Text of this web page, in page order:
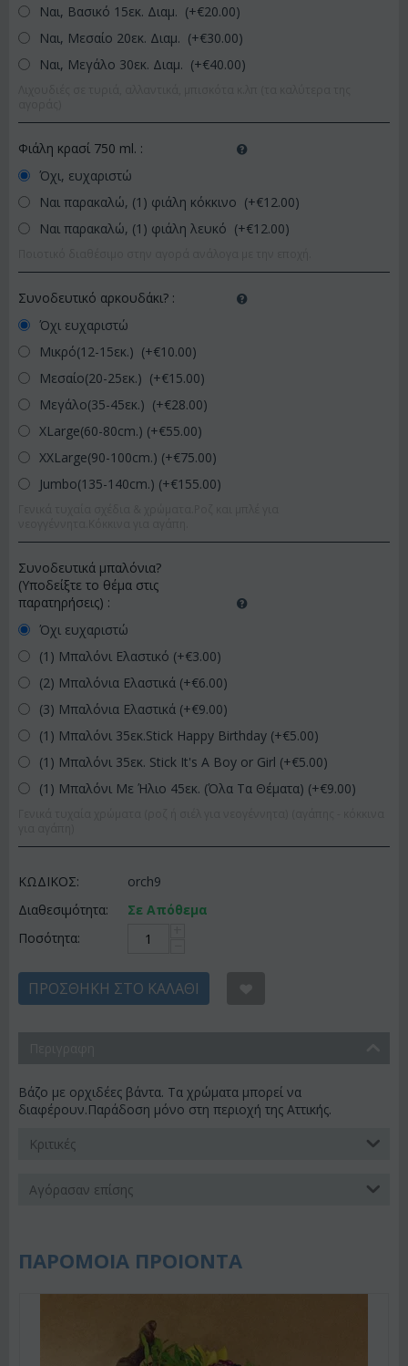
Ναι, Βασικό 15εκ. Διαμ. (+€20.00)
Ναι, Μεσαίο 20εκ. Διαμ. (+€30.00)
Ναι, Μεγάλο 30εκ. Διαμ. (+€40.00)
Φιάλη κρασί 750 ml. :
Όχι, ευχαριστώ
Ναι παρακαλώ, (1) φιάλη κόκκινο (+€12.00)
Ναι παρακαλώ, (1) φιάλη λευκό (+€12.00)
Συνοδευτικό αρκουδάκι? :
Όχι ευχαριστώ
Μικρό(12-15εκ.) (+€10.00)
Μεσαίο(20-25εκ.) (+€15.00)
Μεγάλο(35-45εκ.) (+€28.00)
XLarge(60-80cm.) (+€55.00)
XXLarge(90-100cm.) (+€75.00)
Jumbo(135-140cm.) (+€155.00)
Συνοδευτικά μπαλόνια?
(Υποδείξτε το θέμα στις
παρατηρήσεις) :
Όχι ευχαριστώ
(1) Μπαλόνι Ελαστικό (+€3.00)
(2) Μπαλόνια Ελαστικά (+€6.00)
(3) Μπαλόνια Ελαστικά (+€9.00)
(1) Μπαλόνι 35εκ.Stick Happy Birthday (+€5.00)
(1) Μπαλόνι 35εκ. Stick It's A Boy or Girl (+€5.00)
(1) Μπαλόνι Με Ήλιο 45εκ. (Όλα Τα Θέματα) (+€9.00)
ΚΩΔΙΚΟΣ:
orch9
Διαθεσιμότητα:
Σε Απόθεμα
Ποσότητα:
ΠΡΟΣΘΉΚΗ ΣΤΟ ΚΑΛΆΘΙ
Βάζο με ορχιδέες βάντα. Τα χρώματα μπορεί να
διαφέρουν.Παράδοση μόνο στη περιοχή της Αττικής.
Κριτικές
Αγόρασαν επίσης
ΠΑΡΟΜΟΙΑ ΠΡΟΙΟΝΤΑ